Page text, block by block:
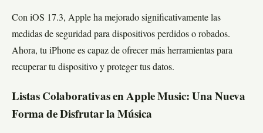
Con iOS 17.3, Apple ha mejorado significativamente las
medidas de seguridad para dispositivos perdidos o robados.
Ahora, tu iPhone es capaz de ofrecer más herramientas para
recuperar tu dispositivo y proteger tus datos.
Listas Colaborativas en Apple Music: Una Nueva
Forma de Disfrutar la Música